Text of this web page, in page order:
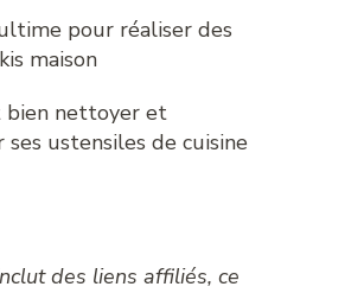
pour réaliser des
maison
bien nettoyer et
ustensiles de cuisine
des liens affiliés, ce